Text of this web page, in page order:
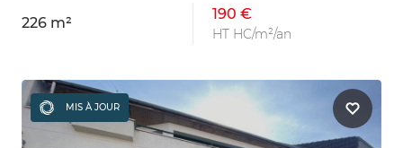
226 m²
190 €
HT HC/m²/an
MIS À JOUR